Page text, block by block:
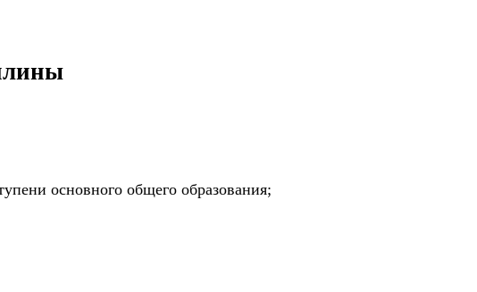
основного общего образования;